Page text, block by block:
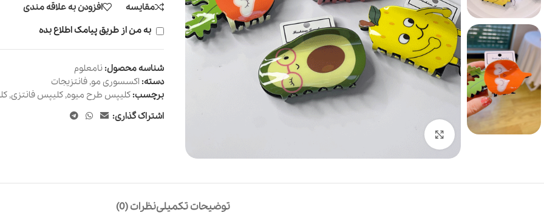
مقایسه
افزودن به علاقه مندی
به من از طریق پیامک اطلاع بده
شناسه محصول: نامعلوم
دسته: اکسسوری مو, فانتزیجات
برچسب: کلیپس طرح میوه, کلیپس فانتزی,
اشتراک گذاری:
توضیحات تکمیلینظرات (0)